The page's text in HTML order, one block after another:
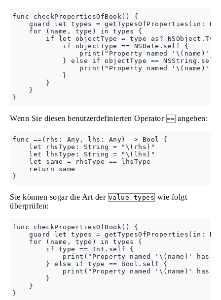
func checkPropertiesOfBook() {
guard let types = getTypesOfProperties(in:
    for (name, type) in types {
if let objectType = type as?
            if objectType == NSDate.self {
print("Property named '\(name)'
} else if objectType == NSString.self
print("Property named '\(name)'
            }
        }
    }
Wenn Sie diesen benutzerdefinierten Operator == angeben:
func ==(rhs: Any, lhs: Any) -> Bool {
    let rhsType: String = "\(rhs)"
    let lhsType: String = "\(lhs)"
    let same = rhsType == lhsType
    return same
Sie können sogar die Art der value types wie folgt
überprüfen:
func checkPropertiesOfBook() {
guard let types = getTypesOfProperties(in:
    for (name, type) in types {
        if type == Int.self {
print("Property named '\(name)' has
        } else if type == Bool.self {
print("Property named '\(name)' has
        }
    }